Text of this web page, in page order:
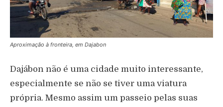
Aproximação à fronteira, em Dajabon
Dajábon não é uma cidade muito interessante,
especialmente se não se tiver uma viatura
própria. Mesmo assim um passeio pelas suas